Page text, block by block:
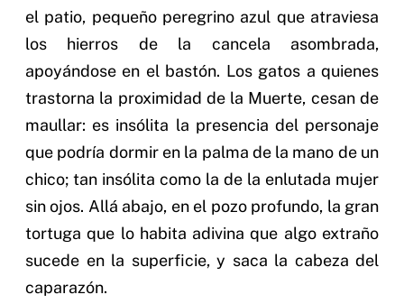
el patio, pequeño peregrino azul que atraviesa
los hierros de la cancela asombrada,
apoyándose en el bastón. Los gatos a quienes
trastorna la proximidad de la Muerte, cesan de
maullar: es insólita la presencia del personaje
que podría dormir en la palma de la mano de un
chico; tan insólita como la de la enlutada mujer
sin ojos. Allá abajo, en el pozo profundo, la gran
tortuga que lo habita adivina que algo extraño
sucede en la superficie, y saca la cabeza del
caparazón.